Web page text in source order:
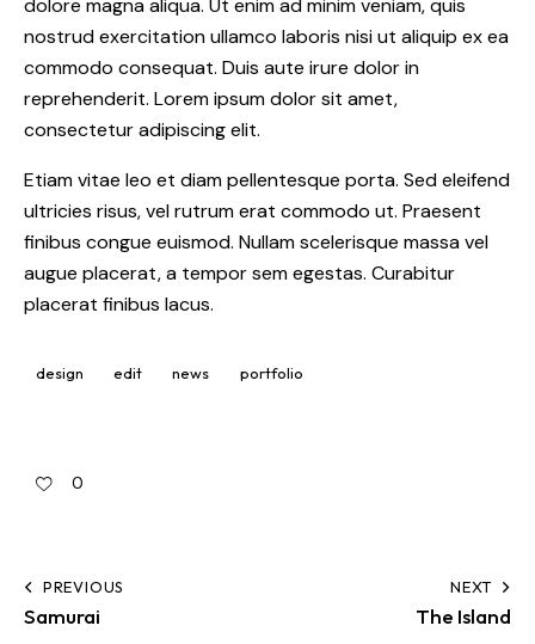
dolore magna aliqua. Ut enim ad minim veniam, quis
nostrud exercitation ullamco laboris nisi ut aliquip ex ea
commodo consequat. Duis aute irure dolor in
reprehenderit. Lorem ipsum dolor sit amet,
consectetur adipiscing elit.
Etiam vitae leo et diam pellentesque porta. Sed eleifend
ultricies risus, vel rutrum erat commodo ut. Praesent
finibus congue euismod. Nullam scelerisque massa vel
augue placerat, a tempor sem egestas. Curabitur
placerat finibus lacus.
design edit news portfolio
0
PREVIOUS
Samurai
NEXT
The Island